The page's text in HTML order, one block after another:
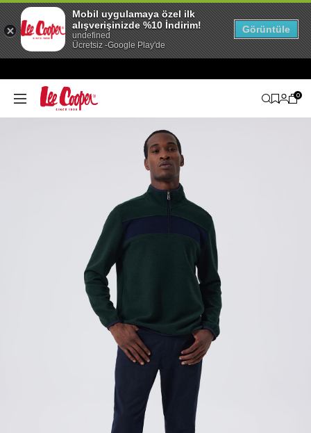
0
Mobil uygulamaya özel ilk
alışverişinizde %10 İndirim!
undefined
Ücretsiz -Google Play'de
Görüntüle